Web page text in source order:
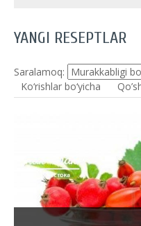
YANGI RESEPTLAR
Saralamoq:
Ko‘rishlar bo‘yicha